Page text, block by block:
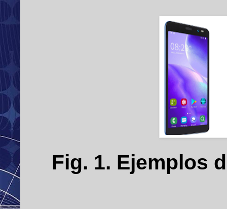
Fig. 1. Ejemplos